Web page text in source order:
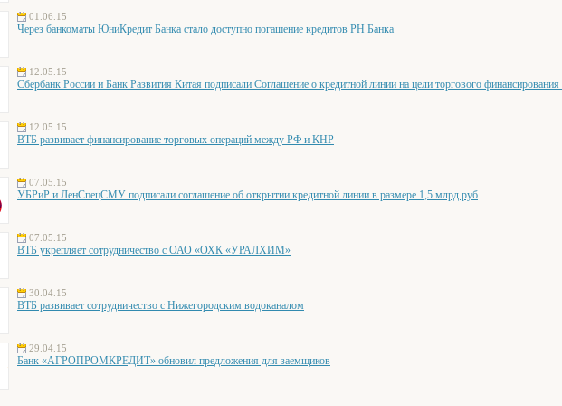
01.06.15
Через банкоматы ЮниКредит Банка стало доступно погашение кредитов РН Банка
12.05.15
Сбербанк России и Банк Развития Китая подписали Соглашение о кредитной линии на цели торгового
12.05.15
ВТБ развивает финансирование торговых операций между РФ и КНР
07.05.15
УБРиР и ЛенСпецСМУ подписали соглашение об открытии кредитной линии в размере 1,5 млрд руб
07.05.15
ВТБ укрепляет сотрудничество с ОАО «ОХК «УРАЛХИМ»
30.04.15
ВТБ развивает сотрудничество с Нижегородским водоканалом
29.04.15
Банк «АГРОПРОМКРЕДИТ» обновил предложения для заемщиков